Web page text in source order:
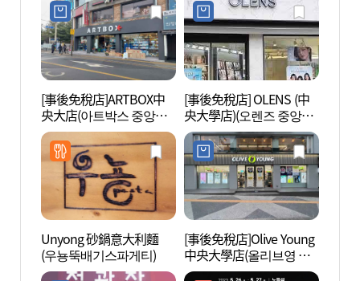
[事後免稅店]ARTBOX中
央大店(아트박스 중앙대
점)
[事後免稅店] OLENS (中
央大學店)(오렌즈 중앙대
점)
Unyong 砂鍋意大利麵
(우뇽뚝배기스파게티)
[事後免稅店]Olive Young
中央大學店(올리브영 중
앙대점)